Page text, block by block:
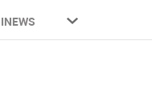
INEWS